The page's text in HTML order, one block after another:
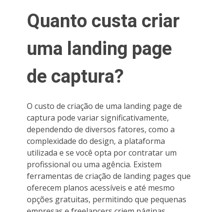
Quanto custa criar
uma landing page
de captura?
O custo de criação de uma landing page de
captura pode variar significativamente,
dependendo de diversos fatores, como a
complexidade do design, a plataforma
utilizada e se você opta por contratar um
profissional ou uma agência. Existem
ferramentas de criação de landing pages que
oferecem planos acessíveis e até mesmo
opções gratuitas, permitindo que pequenas